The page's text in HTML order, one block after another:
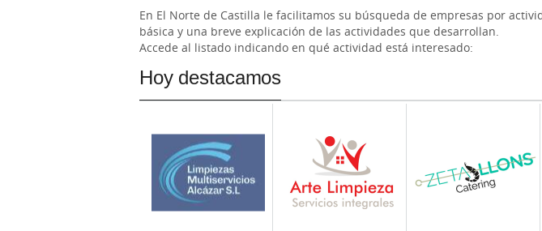
En El Norte de Castilla le facilitamos su búsqueda de empresas por
básica y una breve explicación de las actividades que desarrollan.
Accede al listado indicando en qué actividad está interesado:
Hoy destacamos